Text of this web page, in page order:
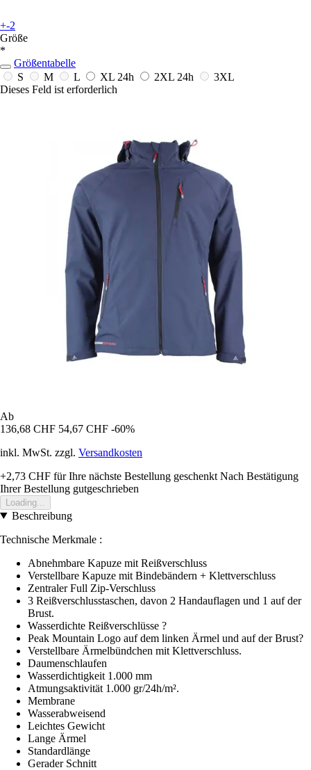
+-2
Größe
*
Größentabelle
S
M L XL 24h 2XL 24h
3XL
Dieses Feld ist erforderlich
Ab
136,68 CHF 54,67 CHF -60%
inkl. MwSt. zzgl. Versandkosten
+2,73 CHF für Ihre nächste Bestellung geschenkt Nach Bestätigung
Ihrer Bestellung gutgeschrieben
Loading...
Beschreibung
Technische Merkmale :
Abnehmbare Kapuze mit Reißverschluss
Verstellbare Kapuze mit Bindebändern + Klettverschluss
Zentraler Full Zip-Verschluss
3 Reißverschlusstaschen, davon 2 Handauflagen und 1 auf der
Brust.
Wasserdichte Reißverschlüsse ?
Peak Mountain Logo auf dem linken Ärmel und auf der Brust?
Verstellbare Ärmelbündchen mit Klettverschluss.
Daumenschlaufen
Wasserdichtigkeit 1.000 mm
Atmungsaktivität 1.000 gr/24h/m².
Membrane
Wasserabweisend
Leichtes Gewicht
Lange Ärmel
Standardlänge
Gerader Schnitt